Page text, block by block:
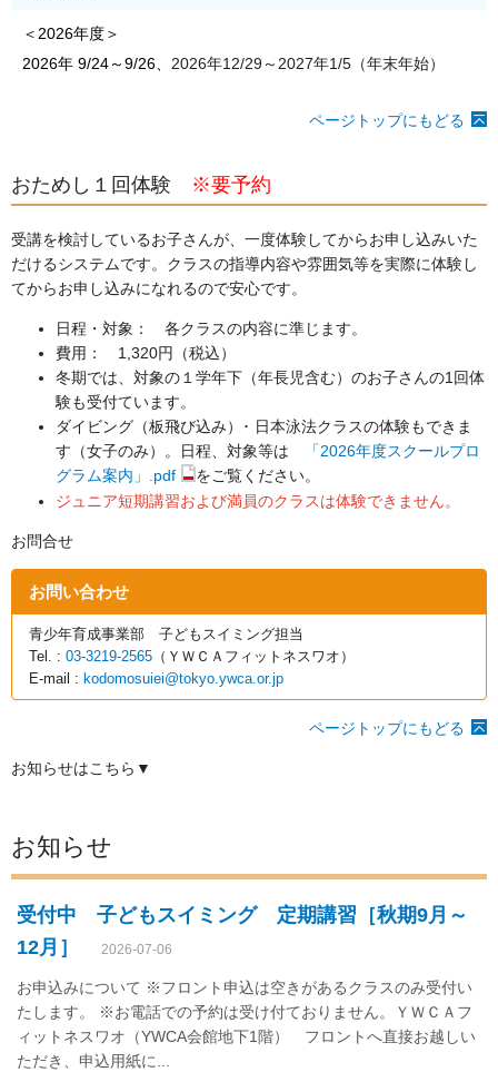
＜2026年度＞
2026年 9/24～9/26、 2026年12/29～2027年1/5（年末年始）
ページトップにもどる
おためし１回体験 ※要予約
受講を検討しているお子さんが、一度体験してからお申し込みいた
だけるシステムです。クラスの指導内容や雰囲気等を実際に体験し
てからお申し込みになれるので安心です。
日程・対象： 各クラスの内容に準じます。
費用： 1,320円（税込）
冬期では、対象の１学年下（年長児含む）のお子さんの1回体
験も受付ています。
ダイビング（板飛び込み）･ 日本泳法クラスの体験もできま
す（女子のみ）。日程、対象等は
「2026年度スクールプロ
グラム案内」.pdf
をご覧ください。
ジュニア短期講習および満員のクラスは体験できません。
お問合せ
お問い合わせ
青少年育成事業部 子どもスイミング担当
Tel. : 03-3219-2565 （ＹＷＣＡフィットネスワオ）
E-mail : kodomosuiei@tokyo.ywca.or.jp
ページトップにもどる
お知らせはこちら▼
お知らせ
受付中 子どもスイミング 定期講習［秋期9月～
12月］
2026-07-06
お申込みについて ※フロント申込は空きがあるクラスのみ受付い
たします。 ※お電話での予約は受け付ておりません。ＹＷＣＡフ
ィットネスワオ（YWCA会館地下1階） フロントへ直接お越しい
ただき、申込用紙に...